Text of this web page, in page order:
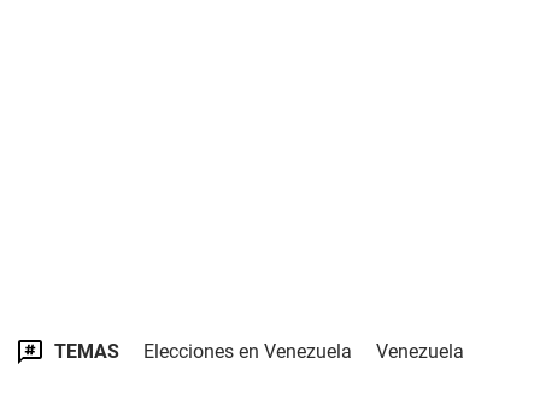
TEMAS Elecciones en Venezuela Venezuela